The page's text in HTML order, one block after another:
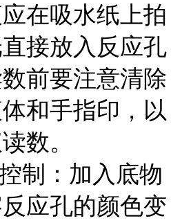
在吸水纸上拍
接放入反应孔
前要注意清除
和手指印，以
数。
制：加入底物
应孔的颜色变